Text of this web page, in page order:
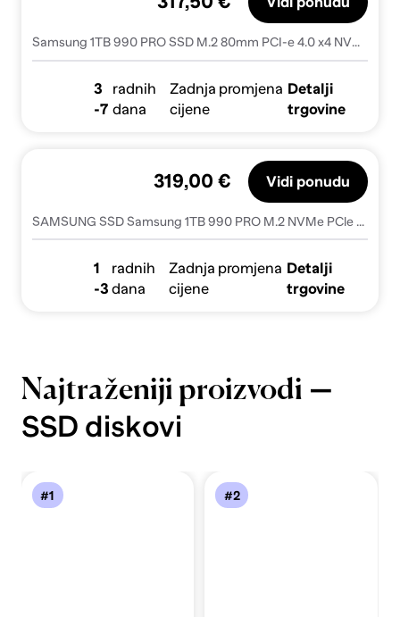
Samsung 1TB 990 PRO SSD M.2 80mm PCI-e 4.0 x4 NVMe
3
-7
radnih
dana
Zadnja promjena
cijene
Detalji
trgovine
SAMSUNG SSD Samsung 1TB 990 PRO M.2 NVMe PCle 4.0 x4 MZ-V9P1T0BW, (20402349)
319,00 € Vidi ponudu
1
-3
radnih
dana
Zadnja promjena
cijene
Detalji
trgovine
Najtraženiji proizvodi —
SSD diskovi
#1 #2